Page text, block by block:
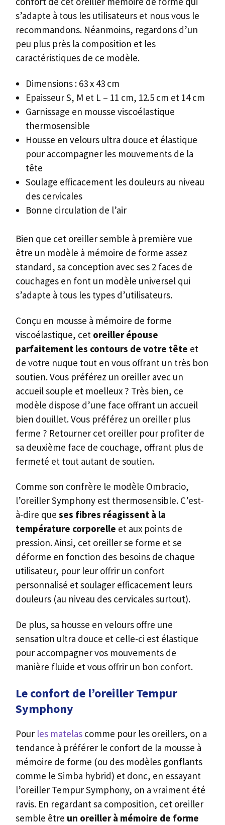
s’adapte à tous les utilisateurs et nous vous le
recommandons. Néanmoins, regardons d’un
peu plus près la composition et les
caractéristiques de ce modèle.
Dimensions : 63 x 43 cm
Epaisseur S, M et L – 11 cm, 12.5 cm et 14 cm
Garnissage en mousse viscoélastique
thermosensible
Housse en velours ultra douce et élastique
pour accompagner les mouvements de la
tête
Soulage efficacement les douleurs au niveau
des cervicales
Bonne circulation de l’air
Bien que cet oreiller semble à première vue
être un modèle à mémoire de forme assez
standard, sa conception avec ses 2 faces de
couchages en font un modèle universel qui
s’adapte à tous les types d’utilisateurs.
Conçu en mousse à mémoire de forme
viscoélastique, cet oreiller épouse
parfaitement les contours de votre tête et
de votre nuque tout en vous offrant un très bon
soutien. Vous préférez un oreiller avec un
accueil souple et moelleux ? Très bien, ce
modèle dispose d’une face offrant un accueil
bien douillet. Vous préférez un oreiller plus
ferme ? Retourner cet oreiller pour profiter de
sa deuxième face de couchage, offrant plus de
fermeté et tout autant de soutien.
Comme son confrère le modèle Ombracio,
l’oreiller Symphony est thermosensible. C’est-
à-dire que ses fibres réagissent à la
température corporelle et aux points de
pression. Ainsi, cet oreiller se forme et se
déforme en fonction des besoins de chaque
utilisateur, pour leur offrir un confort
personnalisé et soulager efficacement leurs
douleurs (au niveau des cervicales surtout).
De plus, sa housse en velours offre une
sensation ultra douce et celle-ci est élastique
pour accompagner vos mouvements de
manière fluide et vous offrir un bon confort.
Le confort de l’oreiller Tempur
Symphony
Pour les matelas comme pour les oreillers, on a
tendance à préférer le confort de la mousse à
mémoire de forme (ou des modèles gonflants
comme le Simba hybrid) et donc, en essayant
l’oreiller Tempur Symphony, on a vraiment été
ravis. En regardant sa composition, cet oreiller
semble être un oreiller à mémoire de forme